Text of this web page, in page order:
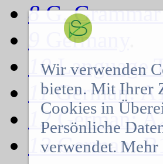
8G.
Germany
10Language
11German:
12German:
13German:
Wir verwenden
bieten. Mit Ihrer
Cookies in
Persönliche
verwendet. Mehr